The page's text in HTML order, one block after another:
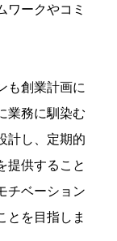
ワークやコミ
も創業計画に
業務に馴染む
計し、定期的
提供すること
チベーション
とを目指しま